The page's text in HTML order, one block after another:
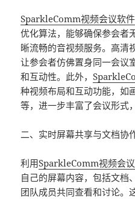
SparkleComm视频会议软件
优化算法，能够确保参会者
晰流畅的音视频服务。高清
让参会者仿佛置身同一会议
和互动性。此外，
种视频布局和互动功能，如
等，进一步丰富了会议形式
二、实时屏幕共享与文档协
利用SparkleComm视频会
自己的屏幕内容，包括文档
团队成员共同查看和讨论。